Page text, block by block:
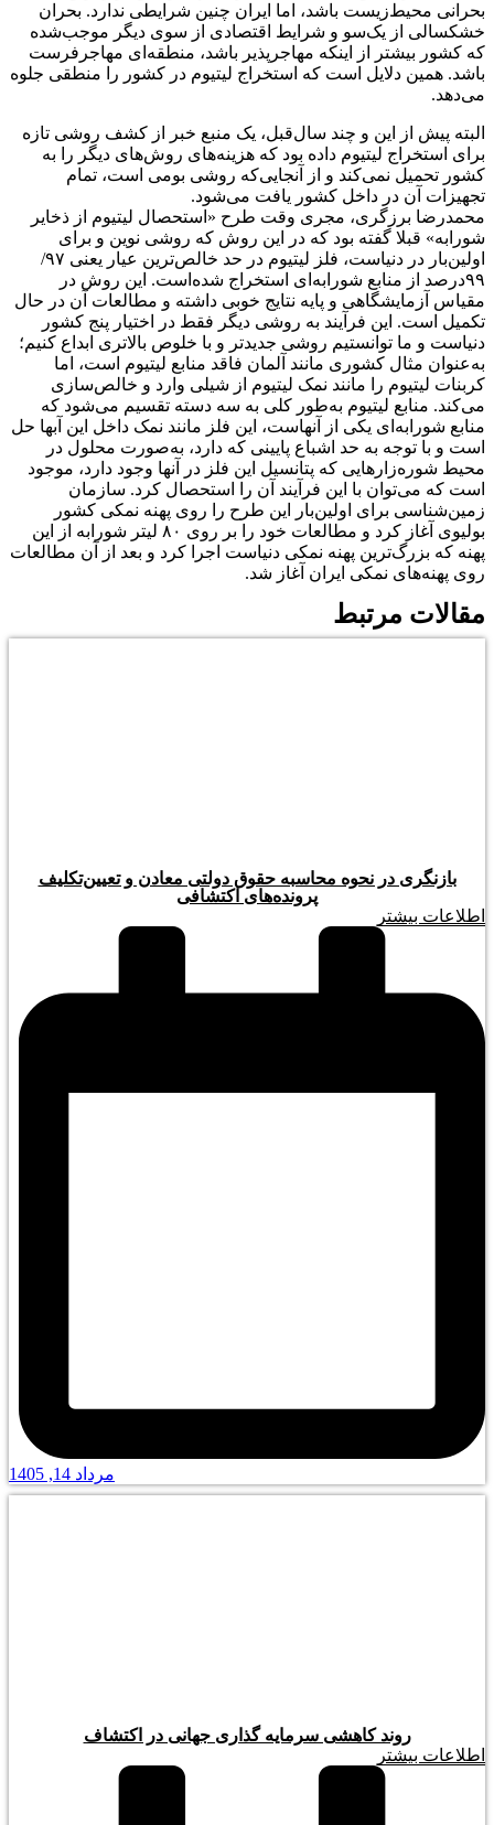
بحرانی محیط‌‌‌‌‌‌زیست باشد، اما ایران چنین شرایطی ندارد. بحران
خشکسالی از یک‌سو و شرایط اقتصادی از سوی دیگر موجب‌شده
که کشور بیشتر از اینکه مهاجرپذیر باشد، منطقه‌ای مهاجرفرست
باشد. همین دلایل است که استخراج لیتیوم در کشور را منطقی جلوه
می‌دهد.
البته پیش از این و چند سال‌قبل، یک منبع خبر از کشف روشی تازه
برای استخراج لیتیوم داده بود که هزینه‌های روش‌های دیگر را به
کشور تحمیل نمی‌کند و از آنجایی‌که روشی بومی است، تمام
تجهیزات آن در داخل کشور یافت می‌شود.
محمدرضا برزگری، مجری وقت طرح «استحصال لیتیوم از ذخایر
شورابه» قبلا گفته بود که در این روش که روشی نوین و برای
اولین‌بار در دنیاست، فلز لیتیوم در حد خالص‌ترین عیار یعنی ۹۷/
۹۹‌درصد از منابع شورابه‌ای استخراج شده‌است. این روش در
مقیاس آزمایشگاهی و پایه نتایج خوبی داشته و مطالعات آن در حال
تکمیل است. این فرآیند به روشی دیگر فقط در اختیار پنج کشور
دنیاست و ما توانستیم روشی جدید‌تر و با خلوص بالاتری ابداع کنیم؛
به‌عنوان مثال کشوری مانند آلمان فاقد منابع لیتیوم است، اما
کربنات لیتیوم را مانند نمک لیتیوم از شیلی وارد و خالص‌سازی
می‌کند. منابع لیتیوم به‌طور کلی به سه دسته تقسیم می‌شود که
منابع شورابه‌ای یکی از آنهاست، این فلز مانند نمک داخل این آبها حل
است و با توجه به حد اشباع پایینی که دارد، به‌صورت محلول در
محیط شوره‌زارهایی که پتانسیل این فلز در آنها وجود دارد، موجود
است که می‌توان با این فرآیند آن را استحصال کرد. سازمان
زمین‌شناسی برای اولین‌بار این طرح را روی پهنه نمکی کشور
بولیوی آغاز کرد و مطالعات خود را بر روی ۸۰ لیتر شورابه از این
پهنه که بزرگ‌ترین پهنه نمکی دنیاست اجرا کرد و بعد از آن مطالعات
روی پهنه‌های نمکی ایران آغاز شد.
مقالات مرتبط
بازنگری در نحوه محاسبه حقوق دولتی معادن و تعیین‌تکلیف
پرونده‌های اکتشافی
اطلاعات بیشتر
مرداد 14, 1405
روند کاهشی سرمایه گذاری جهانی در اکتشاف
اطلاعات بیشتر